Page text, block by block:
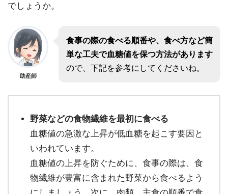
でしょうか。
助産師
食事の際の食べる順番や、食べ方など簡
単な工夫で血糖値を保つ方法があります
ので、下記を参考にしてくださいね。
野菜などの食物繊維を最初に食べる
血糖値の急激な上昇が低血糖を起こす要因と
いわれています。
血糖値の上昇を防ぐために、食事の際は、食
物繊維が豊富に含まれた野菜から食べるよう